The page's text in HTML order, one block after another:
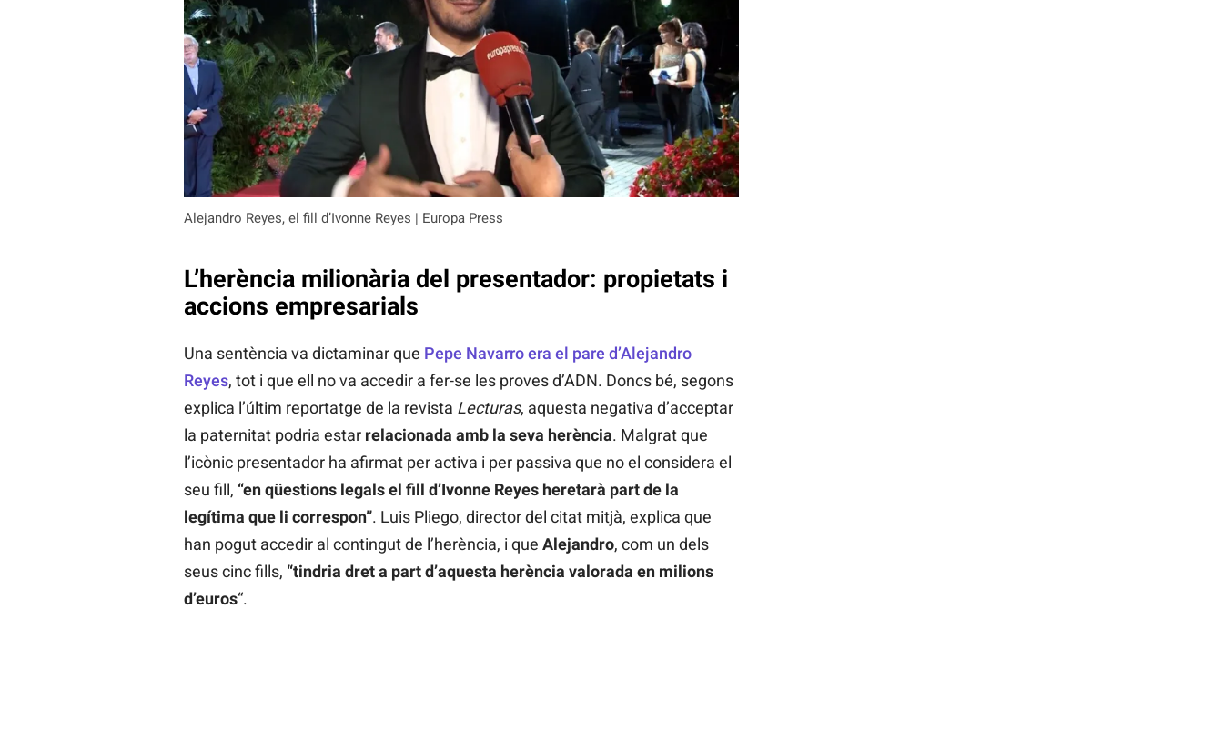
Alejandro Reyes, el fill d’Ivonne Reyes | Europa Press
L’herència milionària del presentador: propietats i
accions empresarials
Una sentència va dictaminar que Pepe Navarro era el pare d’Alejandro
Reyes, tot i que ell no va accedir a fer-se les proves d’ADN. Doncs bé, segons
explica l’últim reportatge de la revista Lecturas, aquesta negativa d’acceptar
la paternitat podria estar relacionada amb la seva herència. Malgrat que
l’icònic presentador ha afirmat per activa i per passiva que no el considera el
seu fill, “en qüestions legals el fill d’Ivonne Reyes heretarà part de la
legítima que li correspon”. Luis Pliego, director del citat mitjà, explica que
han pogut accedir al contingut de l’herència, i que Alejandro, com un dels
seus cinc fills, “tindria dret a part d’aquesta herència valorada en milions
d’euros“.